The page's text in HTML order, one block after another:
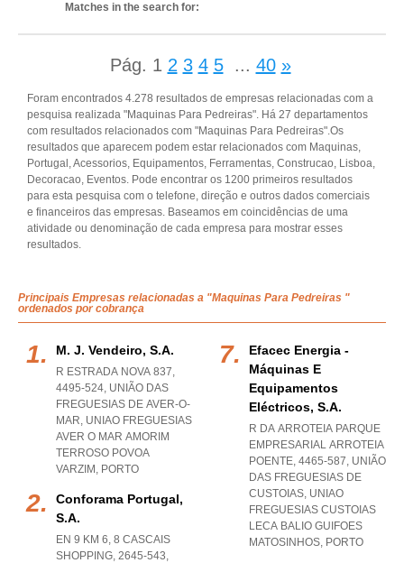
Matches in the search for:
Pág. 1 2 3 4 5 ... 40 »
Foram encontrados 4.278 resultados de empresas relacionadas com a
pesquisa realizada "Maquinas Para Pedreiras". Há 27 departamentos
com resultados relacionados com "Maquinas Para Pedreiras".Os
resultados que aparecem podem estar relacionados com Maquinas,
Portugal, Acessorios, Equipamentos, Ferramentas, Construcao, Lisboa,
Decoracao, Eventos. Pode encontrar os 1200 primeiros resultados
para esta pesquisa com o telefone, direção e outros dados comerciais
e financeiros das empresas. Baseamos em coincidências de uma
atividade ou denominação de cada empresa para mostrar esses
resultados.
Principais Empresas relacionadas a "Maquinas Para Pedreiras "
ordenados por cobrança
M. J. Vendeiro, S.a.
R ESTRADA NOVA 837,
4495-524, UNIÃO DAS
FREGUESIAS DE AVER-O-
MAR, UNIAO FREGUESIAS
AVER O MAR AMORIM
TERROSO POVOA
VARZIM , PORTO
Conforama Portugal,
S.a.
EN 9 KM 6, 8 CASCAIS
SHOPPING, 2645-543,
Efacec Energia -
Máquinas E
Equipamentos
Eléctricos, S.a.
R DA ARROTEIA PARQUE
EMPRESARIAL ARROTEIA
POENTE, 4465-587, UNIÃO
DAS FREGUESIAS DE
CUSTOIAS, UNIAO
FREGUESIAS CUSTOIAS
LECA BALIO GUIFOES
MATOSINHOS, PORTO